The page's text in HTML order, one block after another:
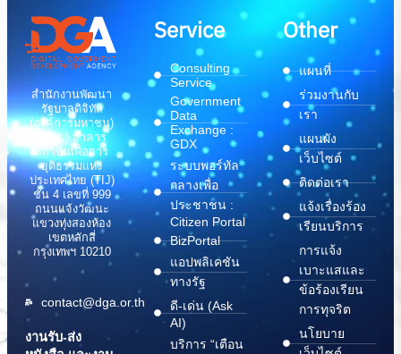
สำนักงานพัฒนา
รัฐบาลดิจิทัล
(องค์การมหาชน)
(สพร.) อาคาร
สถาบันเพื่อการ
ยุติธรรมแห่ง
ประเทศไทย (TIJ)
ชั้น 4 เลขที่ 999
ถนนแจ้งวัฒนะ
แขวงทุ่งสองห้อง
เขตหลักสี่
กรุงเทพฯ 10210
contact@dga.or.th
งานรับ-ส่ง
Service
Consulting
Service
Government
Data
Exchange :
GDX
ระบบพอร์ทัล
กลางเพื่อ
ประชาชน :
Citizen Portal
BizPortal
แอปพลิเคชัน
ทางรัฐ
ดี-เด่น (Ask
AI)
บริการ “เตือน
Other
แผนที่
ร่วมงานกับ
เรา
แผนผัง
เว็บไซต์
ติดต่อเรา
แจ้งเรื่องร้อง
เรียนบริการ
การแจ้ง
เบาะแสและ
ข้อร้องเรียน
การทุจริต
นโยบาย